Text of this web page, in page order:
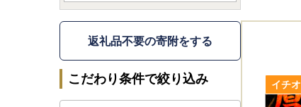
返礼品不要の寄附をする
こだわり条件で絞り込み